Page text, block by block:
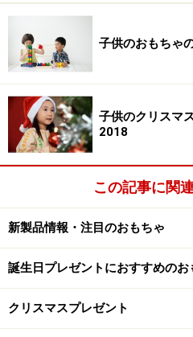
子供のおもちゃ
子供のクリスマ
2018
この記事に関
新製品情報・注目のおもちゃ
誕生日プレゼントにおすすめのお
クリスマスプレゼント